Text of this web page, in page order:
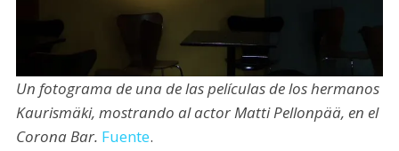
Un fotograma de una de las películas de los hermanos
Kaurismäki, mostrando al actor Matti Pellonpää, en el
Corona Bar. Fuente.